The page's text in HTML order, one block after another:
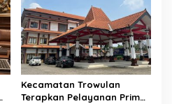
Kecamatan Trowulan
Terapkan Pelayanan Prima,